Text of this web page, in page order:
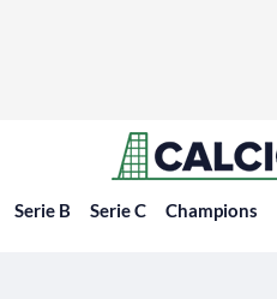
Serie B Serie C Champions